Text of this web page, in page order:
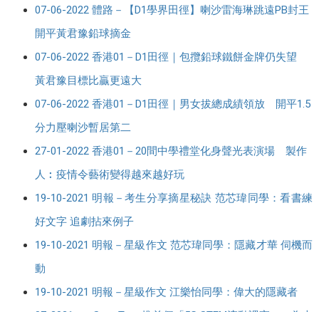
07-06-2022 體路－【D1學界田徑】喇沙雷海琳跳遠PB封王
開平黃君豫鉛球摘金
07-06-2022 香港01－D1田徑｜包攬鉛球鐵餅金牌仍失望
黃君豫目標比贏更遠大
07-06-2022 香港01－D1田徑｜男女拔總成績領放 開平1.5
分力壓喇沙暫居第二
27-01-2022 香港01－20間中學禮堂化身聲光表演場 製作
人︰疫情令藝術變得越來越好玩
19-10-2021 明報－考生分享摘星秘訣 范芯瑋同學：看書練
好文字 追劇拈來例子
19-10-2021 明報－星級作文 范芯瑋同學：隱藏才華 伺機而
動
19-10-2021 明報－星級作文 江樂怡同學：偉大的隱藏者